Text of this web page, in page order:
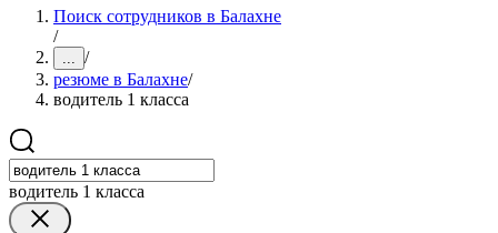
Поиск сотрудников в Балахне
/
... /
резюме в Балахне/
водитель 1 класса
водитель 1 класса